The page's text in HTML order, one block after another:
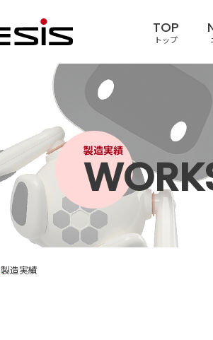
TOP
トップ
製造実績
製造実績